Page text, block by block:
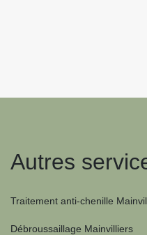
Autres
Traitement anti-chenille
Débroussaillage Mainvilliers